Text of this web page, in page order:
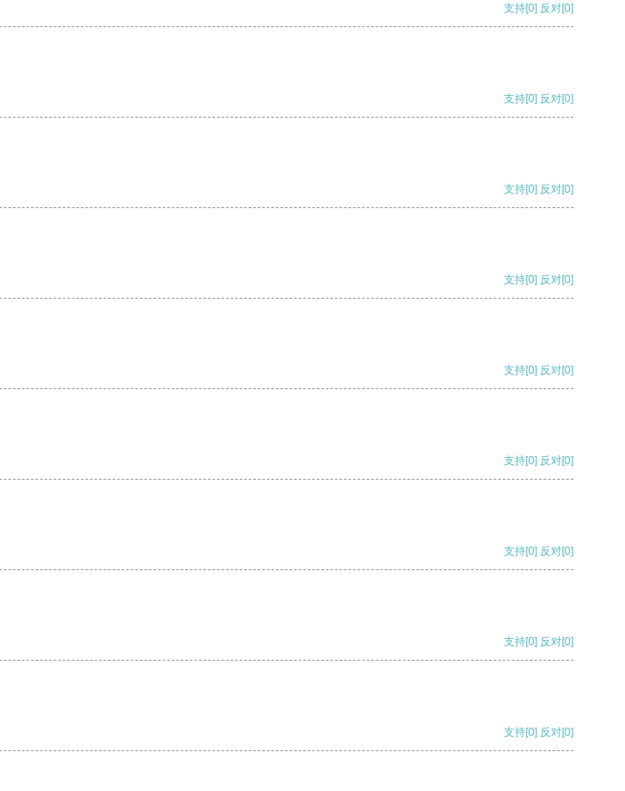
支持[0] 反对[0]
支持[0] 反对[0]
支持[0] 反对[0]
支持[0] 反对[0]
支持[0] 反对[0]
支持[0] 反对[0]
支持[0] 反对[0]
支持[0] 反对[0]
支持[0] 反对[0]